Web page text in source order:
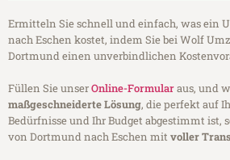
Ermitteln Sie schnell und einfach, was ein
nach Eschen kostet, indem Sie bei Wolf
Dortmund einen unverbindlichen
Füllen Sie unserOnline-Formularaus, und
maßgeschneiderte Lösung, die perfekt auf
Bedürfnisse und Ihr Budget abgestimmt ist,
von Dortmund nach Eschen mitvoller